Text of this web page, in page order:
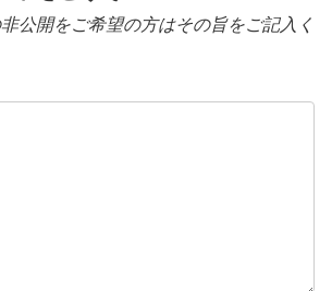
開をご希望の方はその旨をご記入く